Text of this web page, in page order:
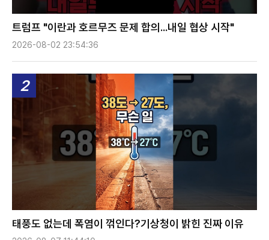
트럼프 "이란과 호르무즈 문제 합의...내일 협상 시작"
2026-08-02 23:54:36
2
태풍도 없는데 폭염이 꺾인다?기상청이 밝힌 진짜 이유